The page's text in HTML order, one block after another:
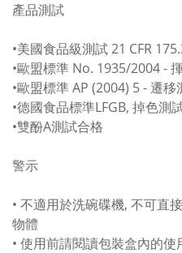
產品測試
•美國食品級測試 21 CFR
•歐盟標準 No. 1935/2004 -
•歐盟標準 AP (2004) 5 - 遷移
•德國食品標準LFGB, 掉色測
•雙酚A測試合格
警示
• 不適用於洗碗碟機, 不可直
物體
• 使用前請閱讀包裝盒內的使